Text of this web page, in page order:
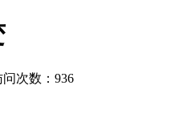
问次数：936